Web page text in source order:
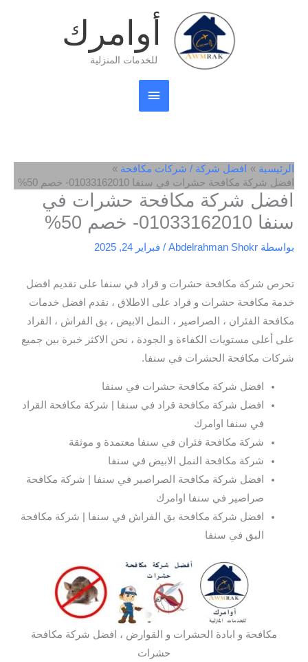
أوامرك
للخدمات المنزلية
القائمة
الرئيسية
الرئيسية
افضل شركة / شركات مكافحة
افضل شركة مكافحة حشرات في سنفا 01033162010- خصم 50%
افضل شركة مكافحة حشرات في
سنفا 01033162010- خصم 50%
بواسطة Abdelrahman Shokr
/ فبراير 24, 2025
تحرص شركة مكافحة حشرات و قراد في سنفا على تقديم افضل
خدمة مكافحة حشرات و قراد على الاطلاق ، نقدم افضل خدمات
مكافحة الفئران ، الصراصير ، النمل الابيض ، بق الفراش ، القراد
على أعلى مستويات الكفاءة و الجودة ، نحن الاكثر خبرة بين جميع
شركات مكافحة الحشرات في سنفا.
افضل شركة مكافحة حشرات في سنفا
افضل شركة مكافحة قراد في سنفا | شركة مكافحة القراد
في سنفا اوامرك
شركة مكافحة فئران في سنفا معتمدة و موثقة
شركة مكافحة النمل الابيض في سنفا
افضل شركة مكافحة الصراصير في سنفا | شركة مكافحة
صراصير في سنفا اوامرك
افضل شركة مكافحة بق الفراش في سنفا | شركة مكافحة
البق في سنفا
مكافحة و ابادة الحشرات و القوارض ، افضل شركة مكافحة
حشرات